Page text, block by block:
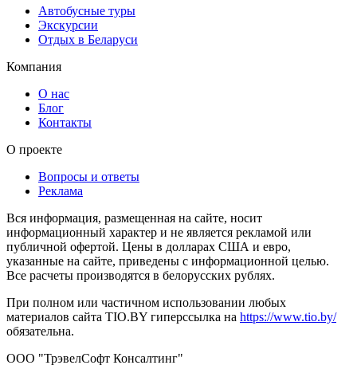
Автобусные туры
Экскурсии
Отдых в Беларуси
Компания
О нас
Блог
Контакты
О проекте
Вопросы и ответы
Реклама
Вся информация, размещенная на сайте, носит
информационный характер и не является рекламой или
публичной офертой. Цены в долларах США и евро,
указанные на сайте, приведены с информационной целью.
Все расчеты производятся в белорусских рублях.
При полном или частичном использовании любых
материалов сайта TIO.BY гиперссылка на https://www.tio.by/
обязательна.
ООО "ТрэвелСофт Консалтинг"